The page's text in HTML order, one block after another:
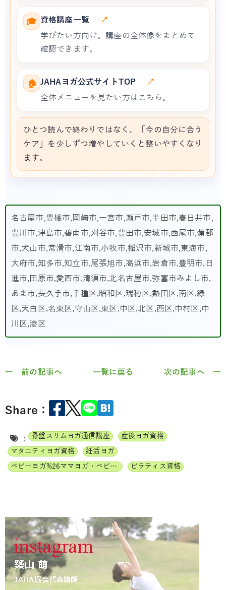
🎓 資格講座一覧
↗
学びたい方向け。講座の全体像をまとめて
確認できます。
🏠 JAHAヨガ公式サイトTOP
↗
全体メニューを見たい方はこちら。
ひとつ読んで終わりではなく、「今の自分に合う
ケア」を少しずつ増やしていくと整いやすくなり
ます。
名古屋市,豊橋市,岡崎市,一宮市,瀬戸市,半田市,春日井市,
豊川市,津島市,碧南市,刈谷市,豊田市,安城市,西尾市,蒲郡
市,犬山市,常滑市,江南市,小牧市,稲沢市,新城市,東海市,
大府市,知多市,知立市,尾張旭市,高浜市,岩倉市,豊明市,日
進市,田原市,愛西市,清須市,北名古屋市,弥富市みよし市,
あま市,長久手市,千種区,昭和区,瑞穂区,熱田区,南区,緑
区,天白区,名東区,守山区,東区,中区,北区,西区,中村区,中
川区,港区
← 前の記事へ 一覧に戻る 次の記事へ →
Share：
: 骨盤スリムヨガ通信講座
産後ヨガ資格
マタニティヨガ資格
妊活ヨガ
ベビーヨガ%26ママヨガ・ベビーチャクラマッサージ通信講座
ピラティス資格